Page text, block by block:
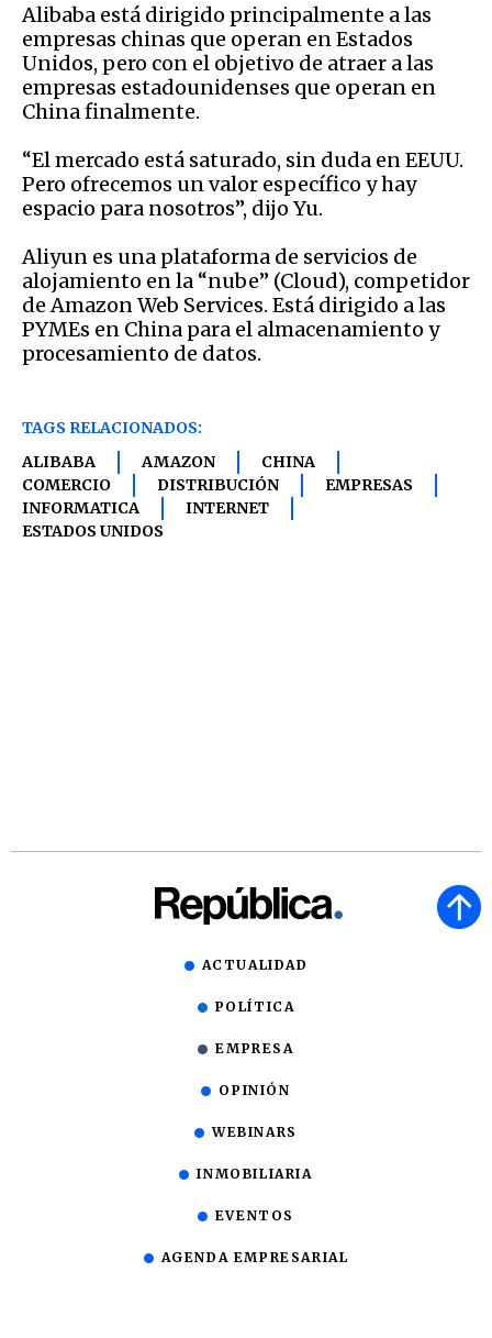
Alibaba está dirigido principalmente a las
empresas chinas que operan en Estados
Unidos, pero con el objetivo de atraer a las
empresas estadounidenses que operan en
China finalmente.
“El mercado está saturado, sin duda en EEUU.
Pero ofrecemos un valor específico y hay
espacio para nosotros”, dijo Yu.
Aliyun es una plataforma de servicios de
alojamiento en la “nube” (Cloud), competidor
de Amazon Web Services. Está dirigido a las
PYMEs en China para el almacenamiento y
procesamiento de datos.
TAGS RELACIONADOS:
ALIBABA
AMAZON
CHINA
COMERCIO
DISTRIBUCIÓN
EMPRESAS
INFORMATICA
INTERNET
ESTADOS UNIDOS
ACTUALIDAD
POLÍTICA
EMPRESA
OPINIÓN
WEBINARS
INMOBILIARIA
EVENTOS
AGENDA EMPRESARIAL